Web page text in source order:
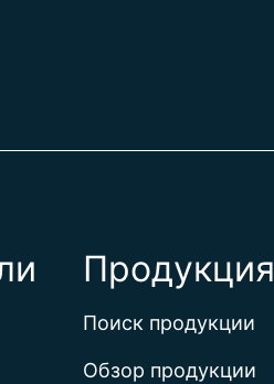
Продукция
Поиск продукции
Обзор продукции